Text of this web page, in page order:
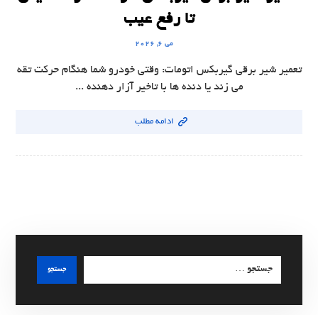
تا رفع عیب
می ۶, ۲۰۲۶
تعمیر شیر برقی گیربکس اتومات: وقتی خودرو شما هنگام حرکت تقه
می زند یا دنده ها با تاخیر آزار دهنده ...
ادامه مطلب
جستجو